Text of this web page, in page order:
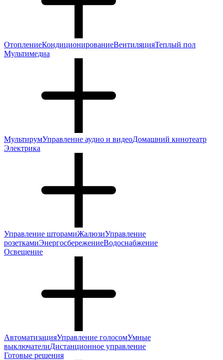
ОтоплениеКондиционированиеВентиляцияТеплый пол
Мультимедиа
МультирумУправление аудио и видеоДомашний кинотеатр
Электрика
Управление шторамиЖалюзиУправление
розеткамиЭнергосбережениеВодоснабжение
Освещение
АвтоматизацияУправление голосомУмные
выключателиДистанционное управление
Готовые решения